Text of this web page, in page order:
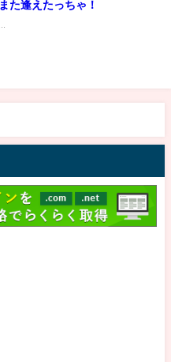
また逢えたっちゃ！